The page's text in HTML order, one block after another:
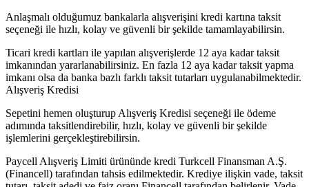
Anlaşmalı olduğumuz bankalarla alışverişini kredi kartına taksit
seçeneği ile hızlı, kolay ve güvenli bir şekilde tamamlayabilirsin.
Ticari kredi kartları ile yapılan alışverişlerde 12 aya kadar taksit
imkanından yararlanabilirsiniz. En fazla 12 aya kadar taksit yapma
imkanı olsa da banka bazlı farklı taksit tutarları uygulanabilmektedir.
Alışveriş Kredisi
Sepetini hemen oluşturup Alışveriş Kredisi seçeneği ile ödeme
adımında taksitlendirebilir, hızlı, kolay ve güvenli bir şekilde
işlemlerini gerçekleştirebilirsin.
Paycell Alışveriş Limiti ürününde kredi Turkcell Finansman A.Ş.
(Financell) tarafından tahsis edilmektedir. Krediye ilişkin vade, taksit